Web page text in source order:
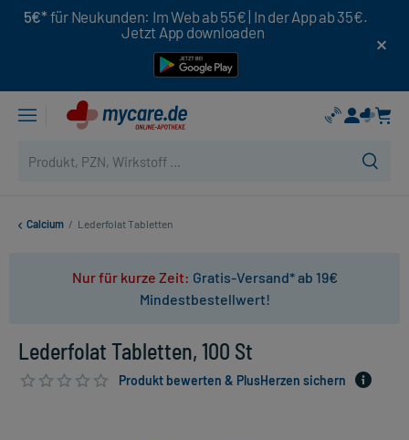
5€* für Neukunden: Im Web ab 55€ | In der App ab 35€.
Jetzt App downloaden
Calcium / Lederfolat Tabletten
Nur für kurze Zeit: Gratis-Versand* ab 19€
Mindestbestellwert!
Lederfolat Tabletten, 100 St
Produkt bewerten & PlusHerzen sichern